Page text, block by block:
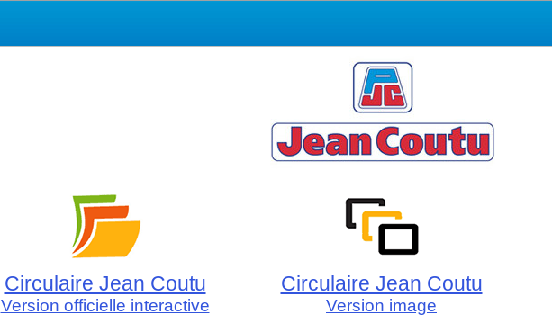
Circulaire Jean Coutu
Version officielle interactive
Circulaire Jean Coutu
Version image